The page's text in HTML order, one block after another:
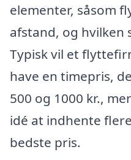
elementer, såsom
afstand, og hvilken
Typisk vil et
have en timepris,
500 og 1000 kr.,
idé at indhente
bedste pris.